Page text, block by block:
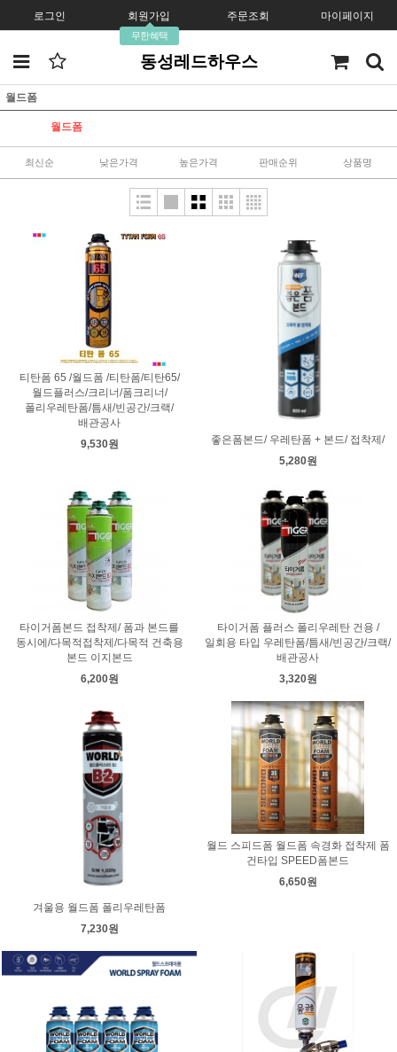
로그인 회원가입
무한혜택
주문조회 마이페이지
동성레드하우스
월드폼
월드폼
최신순 낮은가격 높은가격 판매순위 상품명
티탄폼 65 /월드폼 /티탄폼/티탄65/
월드플러스/크리너/폼크리너/
폴리우레탄폼/틈새/빈공간/크랙/
배관공사
9,530원
좋은폼본드/ 우레탄폼 + 본드/ 접착제/
5,280원
타이거폼본드 접착제/ 폼과 본드를
동시에/다목적접착제/다목적 건축용
본드 이지본드
6,200원
타이거폼 플러스 폴리우레탄 건용 /
일회용 타입 우레탄폼/틈새/빈공간/크랙/
배관공사
3,320원
겨울용 월드폼 폴리우레탄폼
7,230원
월드 스피드폼 월드폼 속경화 접착제 폼
건타입 SPEED폼본드
6,650원